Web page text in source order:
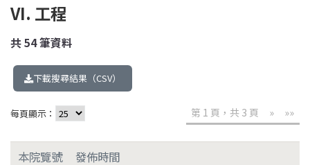
VI. 工程
共54筆資料
下載搜尋結果（CSV）
每頁顯示： 第 1 頁，共 3 頁 » »»
本院覽號
發佈時間